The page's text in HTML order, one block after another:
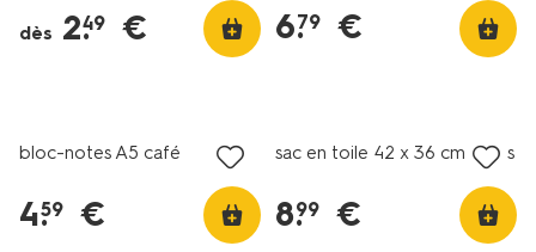
dès 2.
49 € 6.
79 €
bloc-notes A5 café
4.
59 €
sac en toile 42 x 36 cm fleurs
8.
99 €